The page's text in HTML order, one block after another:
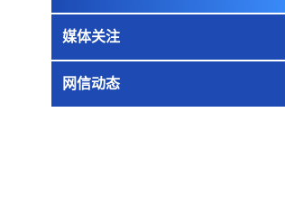
媒体关注
网信动态